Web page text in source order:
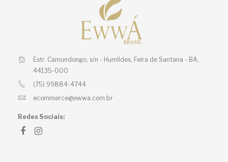
Estr. Camundongo, s/n - Humildes, Feira de Santana - BA,
44135-000
(75) 99884-4744
ecommerce@ewwa.com.br
Redes Sociais: